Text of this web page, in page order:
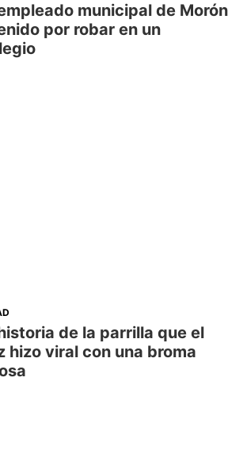
municipal de Morón
por robar en un
de la parrilla que el
hizo viral con una broma